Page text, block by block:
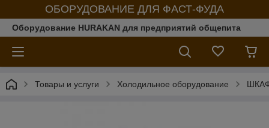
ОБОРУДОВАНИЕ ДЛЯ ФАСТ-ФУДА
Оборудование HURAKAN для предприятий общепита
Товары и услуги Холодильное оборудование